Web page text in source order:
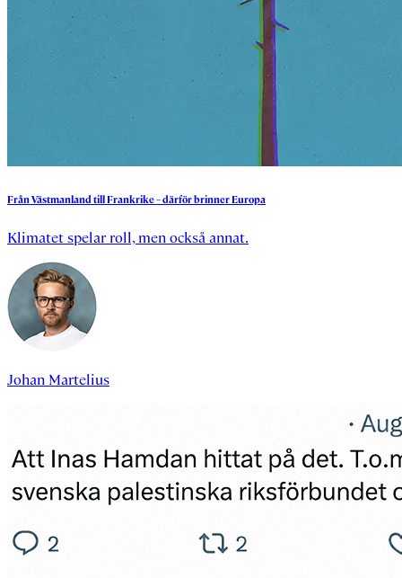
FrånVästmanlandtillFrankrike–därförbrinnerEuropa
Klimatet spelar roll, men också annat.
Johan Martelius